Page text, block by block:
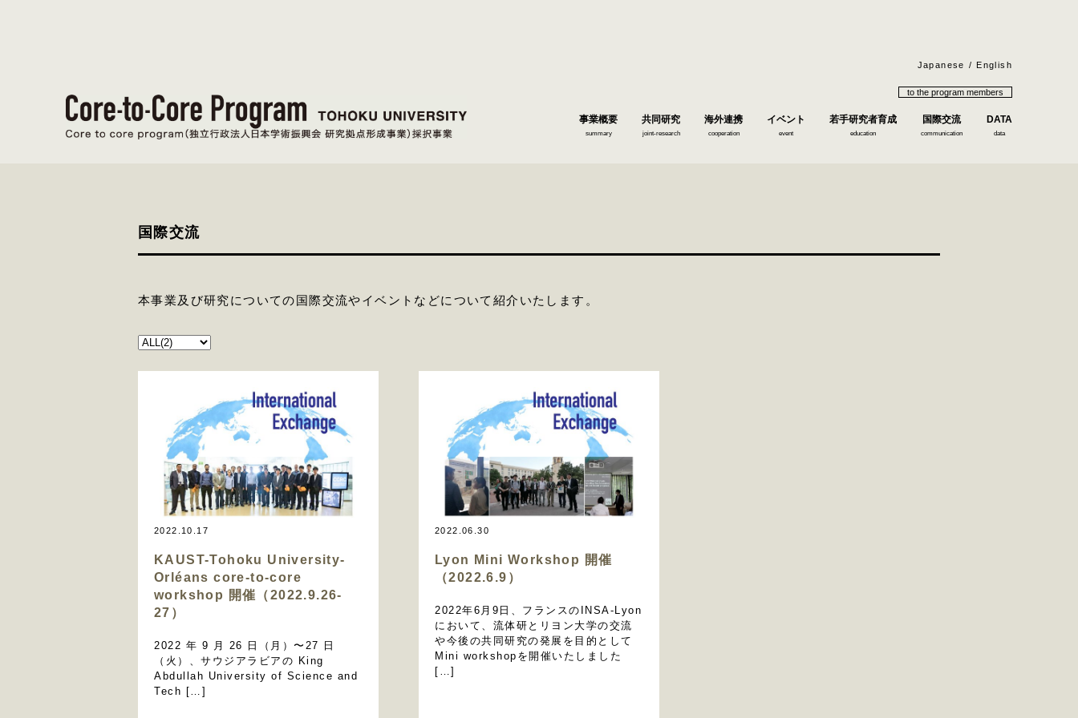
English
Japanese
to the program members
事業概要
summary
共同研究
joint-research
海外連携
cooperation
イベント
event
若手研究者育成
education
国際交流
communication
DATA
data
国際交流
本事業及び研究についての国際交流やイベントなどについて紹介いたします。
2022.10.17
KAUST-Tohoku University-
Orléans core-to-core
workshop 開催（2022.9.26-
27）
2022 年 9 月 26 日（月）〜27 日
（火）、サウジアラビアの King
Abdullah University of Science and
Tech […]
2022.06.30
Lyon Mini Workshop 開催
（2022.6.9）
2022年6月9日、フランスのINSA-Lyon
において、流体研とリヨン大学の交流
や今後の共同研究の発展を目的として
Mini workshopを開催いたしました
[…]